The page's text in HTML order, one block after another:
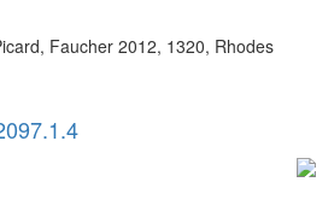
Faucher 2012, 1320, Rhodes